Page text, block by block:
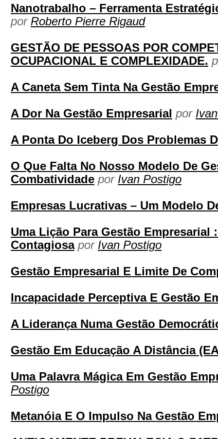
Nanotrabalho – Ferramenta
por Roberto Pierre Rigaud
GESTÃO DE PESSOAS POR
OCUPACIONAL E COMPLEXIDADE.
A Caneta Sem Tinta Na Gestão
A Dor Na Gestão Empresarial por
A Ponta Do Iceberg Dos Problemas
O Que Falta No Nosso Modelo De
Combatividade por Ivan Postigo
Empresas Lucrativas – Um Modelo
Uma Lição Para Gestão Empresarial
Contagiosa por Ivan Postigo
Gestão Empresarial E Limite De
Incapacidade Perceptiva E Gestão
A Liderança Numa Gestão
Gestão Em Educação A Distância
Uma Palavra Mágica Em Gestão
Postigo
Metanóia E O Impulso Na Gestão